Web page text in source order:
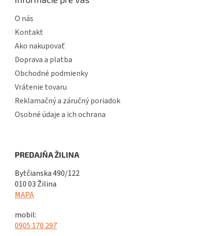
O nás
Kontakt
Ako nakupovať
Doprava a platba
Obchodné podmienky
Vrátenie tovaru
Reklamačný a záručný poriadok
Osobné údaje a ich ochrana
PREDAJŇA ŽILINA
Bytčianska 490/122
010 03 Žilina
MAPA
mobil:
0905 170 297